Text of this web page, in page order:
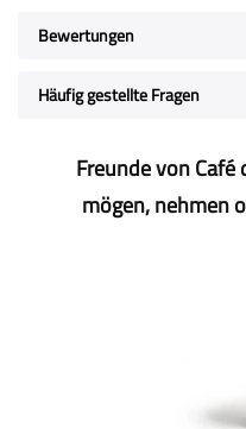
Bewertungen
Häufig gestellte Fragen
Freunde von Café
mögen, nehmen